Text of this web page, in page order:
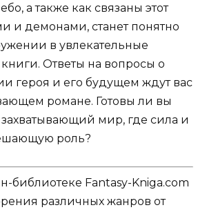
а также как связаны этот
и демонами, станет понятно
в увлекательные
Ответы на вопросы о
героя и его будущем ждут вас
романе. Готовы ли вы
захватывающий мир, где сила и
роль?
библиотеке Fantasy-Kniga.com
различных жанров от